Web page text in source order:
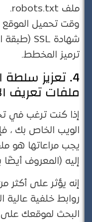
ملف robots.txt.
وقت تحميل الموقع
شهادة SSL (طبقة المقابس الآمنة)
ترميز المخطط.
4. تعزيز سلطة
ملفات تعريف
إذا كنت ترغب في
الويب الخاص بك ،
يجب مراعاتها هو
إليه (المعروف أيضًا
إنه يؤثر على أكثر
روابط خلفية عالية
البحث لموقعك على